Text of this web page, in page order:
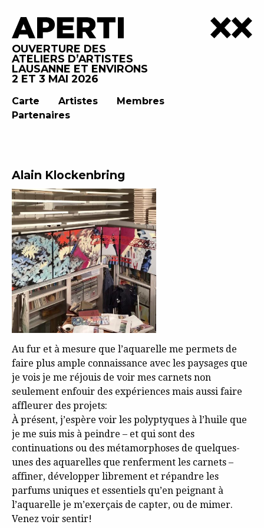
OUVERTURE DES
ATELIERS D’ARTISTES
LAUSANNE ET ENVIRONS
2 ET 3 MAI 2026
Carte Artistes
Membres
Partenaires
Alain Klockenbring
Au fur et à mesure que l’aquarelle me permets de
faire plus ample connaissance avec les paysages que
je vois je me réjouis de voir mes carnets non
seulement enfouir des expériences mais aussi faire
affleurer des projets:
À présent, j’espère voir les polyptyques à l’huile que
je me suis mis à peindre – et qui sont des
continuations ou des métamorphoses de quelques-
unes des aquarelles que renferment les carnets –
affiner, développer librement et répandre les
parfums uniques et essentiels qu’en peignant à
l’aquarelle je m’exerçais de capter, ou de mimer.
Venez voir sentir!